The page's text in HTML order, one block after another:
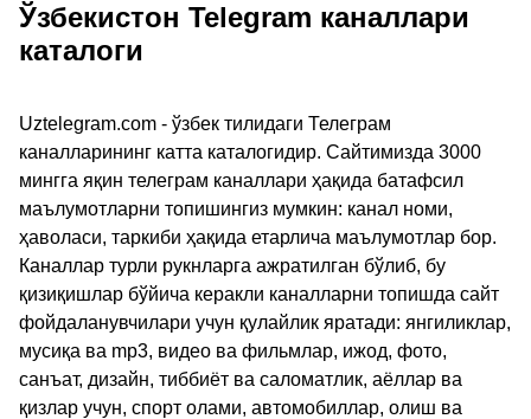
Ўзбекистон Telegram каналлари
каталоги
Uztelegram.com - ўзбек тилидаги Телеграм
каналларининг катта каталогидир. Сайтимизда 3000
мингга яқин телеграм каналлари ҳақида батафсил
маълумотларни топишингиз мумкин: канал номи,
ҳаволаси, таркиби ҳақида етарлича маълумотлар бор.
Каналлар турли рукнларга ажратилган бўлиб, бу
қизиқишлар бўйича керакли каналларни топишда сайт
фойдаланувчилари учун қулайлик яратади: янгиликлар,
мусиқа ва mp3, видео ва фильмлар, ижод, фото,
санъат, дизайн, тиббиёт ва саломатлик, аёллар ва
қизлар учун, спорт олами, автомобиллар, олиш ва